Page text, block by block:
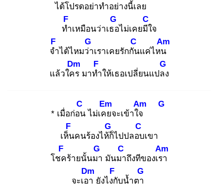
ได้โปรดอย่าทำอย่างนี้เลย
ทำ
F
เหมือนว่าเธอ
G
ไม่เคยมีใ
C
จ
จำ
F
ได้ไหมว่า
G
เราเคยรักกัน
C
แค่ไหน
Am
แล้วใคร
Dm
มาทำ
F
ให้เธอเปลี่ยนแปลง
G
* เมื่อก่อน
C
ไม่เคย
Em
จะเข้าใจ
Am G
เห็น
F
คนร้องไห้ก็
G
ไปปลอบ
C
เขา
โชค
F
ร้ายนั้นมา
G
มันมา
C
ถึงทีของเรา
Am
จะเอา
Dm
ยังไงกั
F
บน้ำตา
G